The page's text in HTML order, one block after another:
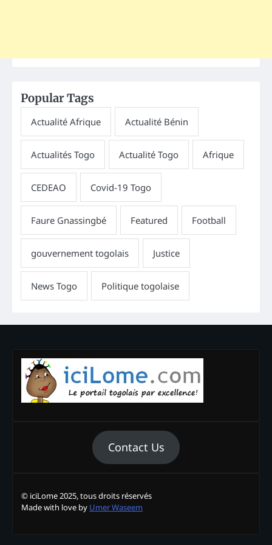
Popular Tags
Contact Us
© iciLome 2025, tous droits réservés
Made with love by Umer Waseem